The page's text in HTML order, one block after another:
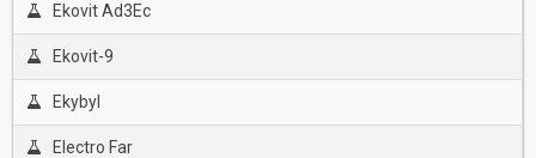
Ekovit Ad3Ec
Ekovit-9
Ekybyl
Electro Far